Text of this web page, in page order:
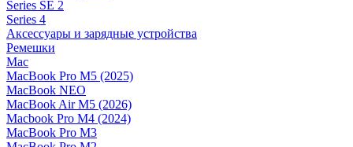
Series SE 2
Series 4
Аксессуары и зарядные устройства
Ремешки
Mac
MacBook Pro M5 (2025)
MacBook NEO
MacBook Air M5 (2026)
Macbook Pro M4 (2024)
MacBook Pro M3